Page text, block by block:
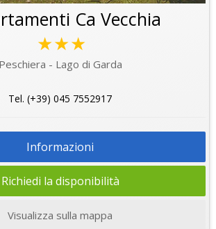
Ca Vecchia
★★★
Peschiera - Lago di Garda
Tel. (+39) 045 7552917
Informazioni
Richiedi la disponibilità
Visualizza sulla mappa